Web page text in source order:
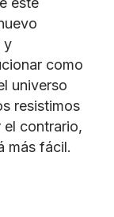
y
como
universo
resistimos
el contrario,
más fácil.